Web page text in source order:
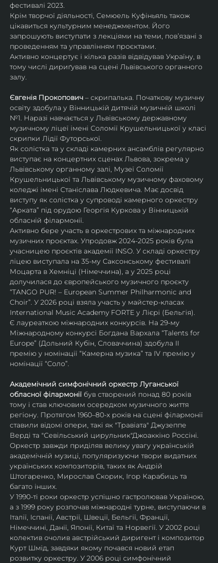
фестивалі 2023.
Крім творчої діяльності, Семюель Куфіньяль також
цікавиться культурним менеджментом. Його
запрошують виступати з лекціями на теми, пов’язані з
проведенням та управлінням проєктами.
Активно концертує і кілька разів відвідував Україну, в
тому числі дириґував на сцені Львівського органного
залу.
Євгенія Прокопович – скрипалька. Початкову музичну
освіту здобула у Вінницькій дитячій музичній школі
№1. Наразі навчається у Львівському державному
музичному ліцеї імені Соломії Крушельницької у класі
скрипки Лідії Футорської.
Як солістка та у складі камерних ансамблів регулярно
виступає на концертних сценах Львова, зокрема у
Львівському органному залі, Музеї Соломії
Крушельницької та Львівському музичному фаховому
коледжі імені Станіслава Людкевича. Має досвід
виступу як солістка у супроводі камерного оркестру
“Арката” під орудою Георгія Куркова у Вінницькій
обласній філармонії.
Активно бере участь в оркестрових та міжнародних
музичних проєктах. Упродовж 2024-2025 років була
учасницею проєктів академії INSO. У складі оркестру
ліцею виступала на 35-му Саксонському фестивалі
Моцарта в Хемніці (Німеччина), а у 2025 році
долучилася до європейського музичного проєкту
“TANGO PUR! – European Summer Philharmonic and
Choir”. У 2026 році взяла участь у майстер-класах
International Music Academy FORTE у Лієрі (Бельгія).
Є лауреаткою міжнародних конкурсів. На 29-му
Міжнародному конкурсі Богдана Вархала “Talents for
Europe” (Дольний Кубін, Словаччина) здобула ІІ
премію у номінації “Камерна музика” та IV премію у
номінації “Соло”.
Академічний симфонічний оркестр Луганської
обласної філармонії був створений понад 80 років
тому і став ключовим осередком музичного життя
регіону. Протягом 1960–80-х років на сцені філармонії
ставили відомі опери, такі як "Травіата" Джузеппе
Верді та "Севільський цирульник"Джоаккіно Россіні.
Оркестр завжди приділяв велику увагу українській
академічній музиці, популяризуючи твори видатних
українських композиторів, таких як Андрій
Штогаренко, Мирослав Скорик, Ігор Карабиць та
багато інших.
У 1990-ті роки оркестр успішно гастролював Україною,
а з 1999 року розпочав міжнародні турне, виступаючи в
Італії, Іспанії, Австрії, Швеції, Бельгії, Франції,
Німеччині, Данії, Японії, Китаї та Норвегії. У 2002 році
колектив очолив австрійський диригент і композитор
Курт Шмід, завдяки якому почався новий етап
розвитку оркестру. У 2006 році симфонічний